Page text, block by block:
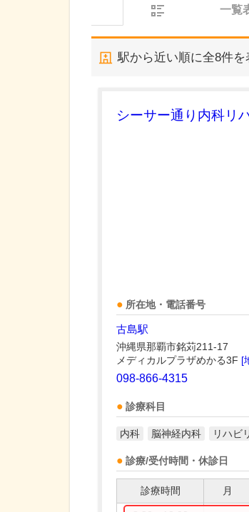
一覧
駅から近い順に全8件を
シーサー通り内科リ
所在地・電話番号
古島駅
沖縄県那覇市銘苅211-17
メディカルプラザめかる3F [
098-866-4315
診療科目
内科 脳神経内科 リハビ
診療/受付時間・休診日
診療時間 月